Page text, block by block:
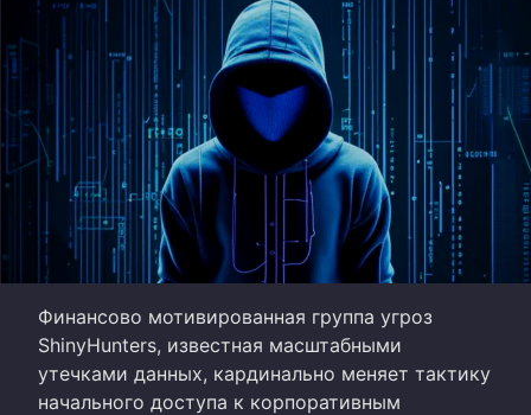
Финансово мотивированная группа угроз
ShinyHunters, известная масштабными
утечками данных, кардинально меняет тактику
начального доступа к корпоративным